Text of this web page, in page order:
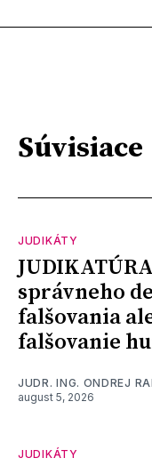
Súvisiace
JUDIKÁTY
správneho
falšovania
falšovanie
JUDR. ING. ONDREJ
august 5, 2026
JUDIKÁTY